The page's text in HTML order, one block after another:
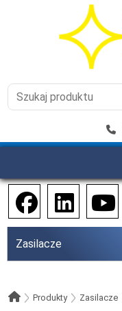
Zasilacze
Produkty Zasilacze